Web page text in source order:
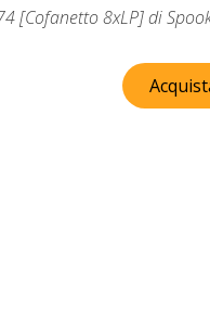
[Cofanetto 8xLP] di